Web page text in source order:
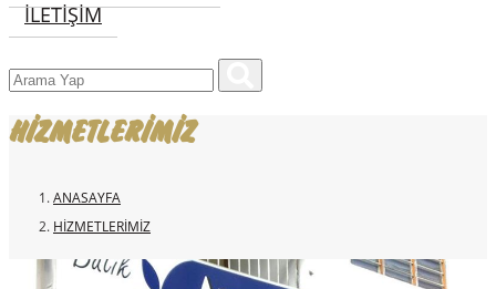
İLETIŞIM
HIZMETLERIMIZ
ANASAYFA
HIZMETLERIMIZ